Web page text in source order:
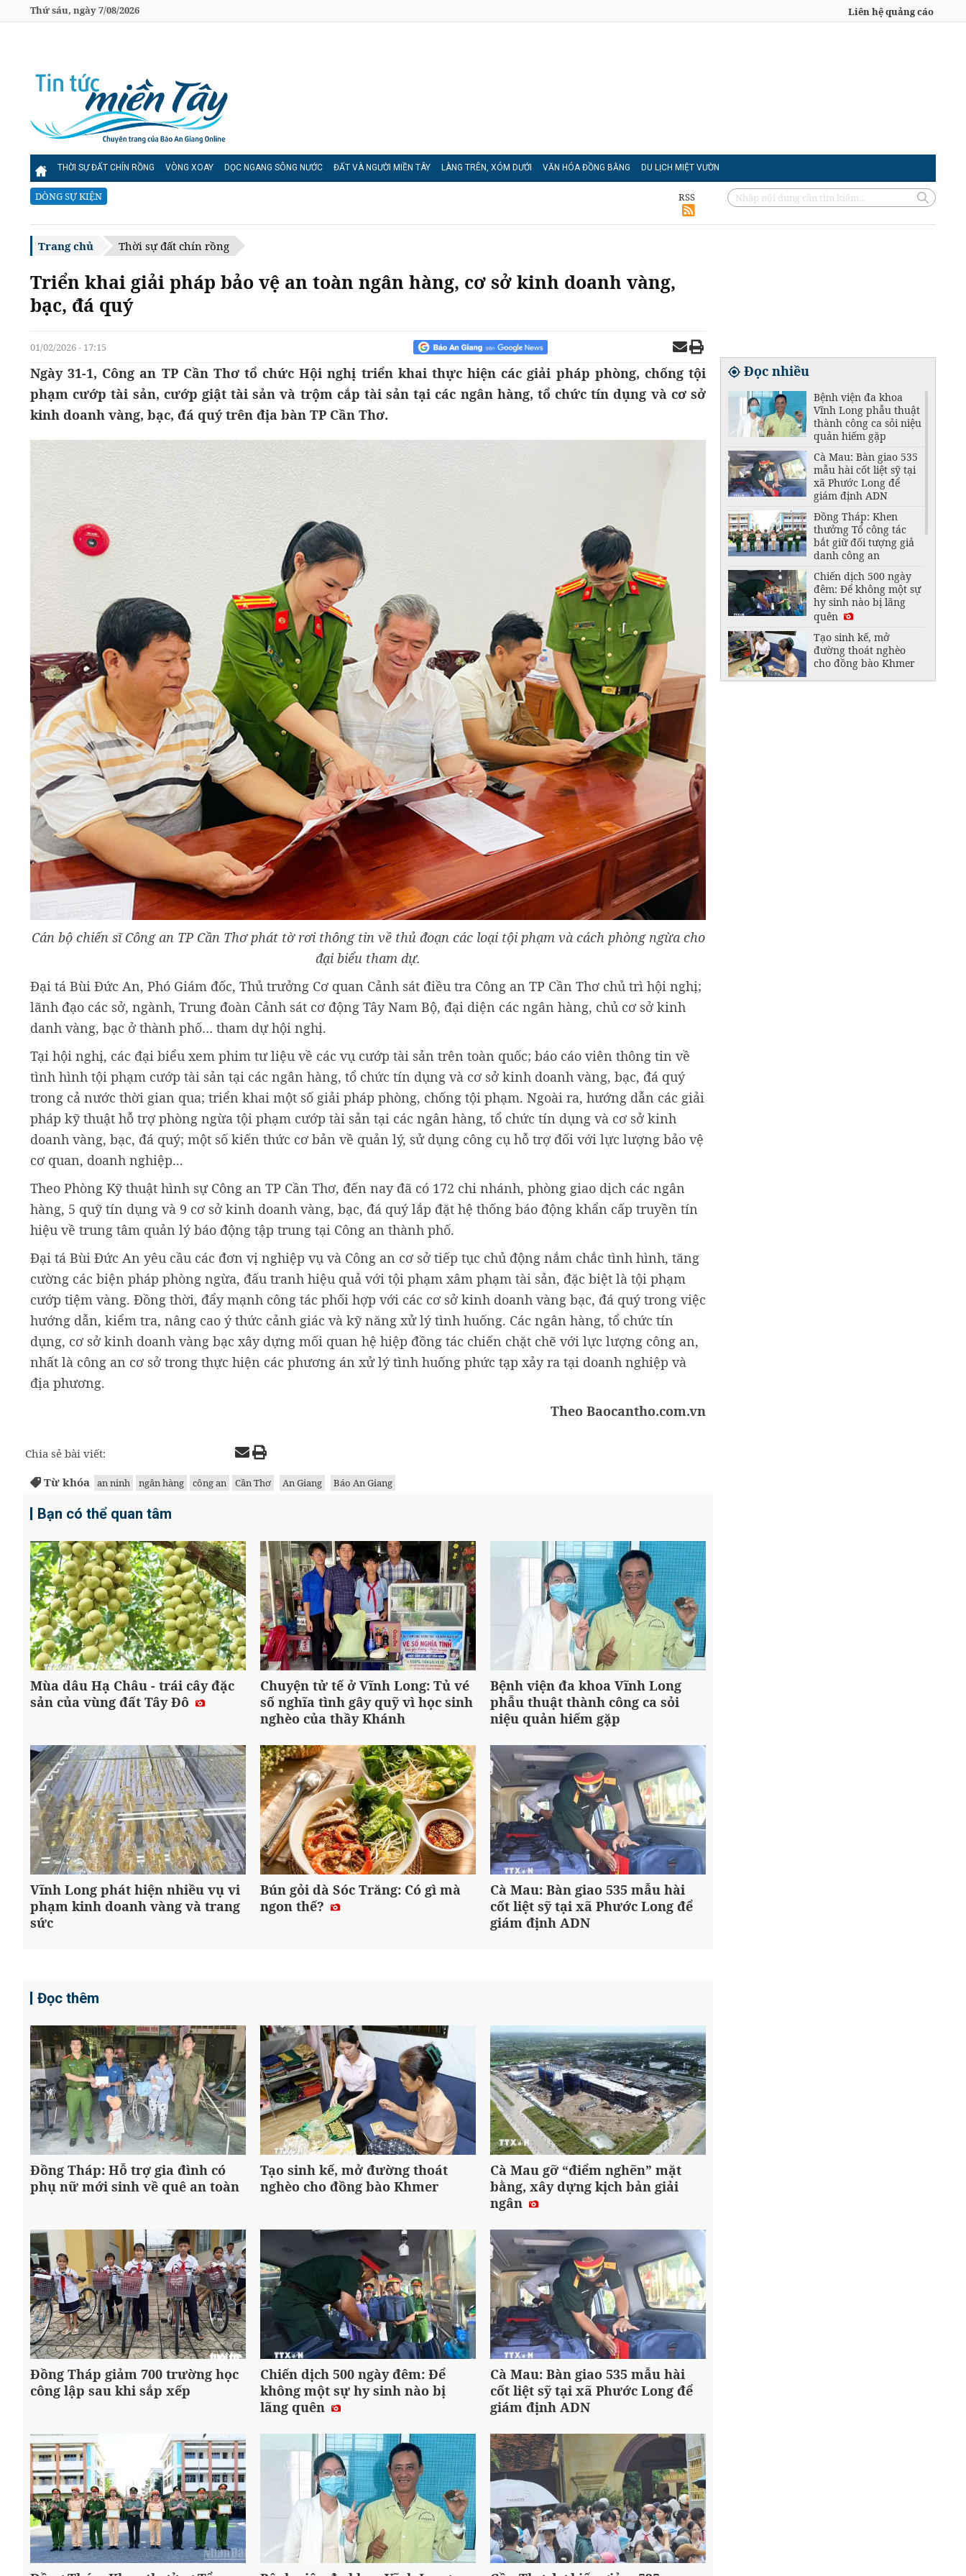
Thứ sáu, ngày 7/08/2026 Liên hệ quảng cáo
THỜI SỰ ĐẤT CHÍN RỒNG VÒNG XOAY DỌC NGANG SÔNG NƯỚC ĐẤT VÀ NGƯỜI MIỀN TÂY LÀNG TRÊN, XÓM DƯỚI VĂN HÓA ĐỒNG BẰNG DU LỊCH MIỆT VƯỜN
DÒNG SỰ KIỆN RSS
Trang chủ Thời sự đất chín rồng
Triển khai giải pháp bảo vệ an toàn ngân hàng, cơ sở kinh doanh vàng,
bạc, đá quý
01/02/2026 - 17:15
Ngày 31-1, Công an TP Cần Thơ tổ chức Hội nghị triển khai thực hiện các giải pháp phòng, chống tội
phạm cướp tài sản, cướp giật tài sản và trộm cắp tài sản tại các ngân hàng, tổ chức tín dụng và cơ sở
kinh doanh vàng, bạc, đá quý trên địa bàn TP Cần Thơ.
Cán bộ chiến sĩ Công an TP Cần Thơ phát tờ rơi thông tin về thủ đoạn các loại tội phạm và cách phòng ngừa cho
đại biểu tham dự.
Đại tá Bùi Đức An, Phó Giám đốc, Thủ trưởng Cơ quan Cảnh sát điều tra Công an TP Cần Thơ chủ trì hội nghị;
lãnh đạo các sở, ngành, Trung đoàn Cảnh sát cơ động Tây Nam Bộ, đại diện các ngân hàng, chủ cơ sở kinh
danh vàng, bạc ở thành phố… tham dự hội nghị.
Tại hội nghị, các đại biểu xem phim tư liệu về các vụ cướp tài sản trên toàn quốc; báo cáo viên thông tin về
tình hình tội phạm cướp tài sản tại các ngân hàng, tổ chức tín dụng và cơ sở kinh doanh vàng, bạc, đá quý
trong cả nước thời gian qua; triển khai một số giải pháp phòng, chống tội phạm. Ngoài ra, hướng dẫn các giải
pháp kỹ thuật hỗ trợ phòng ngừa tội phạm cướp tài sản tại các ngân hàng, tổ chức tín dụng và cơ sở kinh
doanh vàng, bạc, đá quý; một số kiến thức cơ bản về quản lý, sử dụng công cụ hỗ trợ đối với lực lượng bảo vệ
cơ quan, doanh nghiệp...
Theo Phòng Kỹ thuật hình sự Công an TP Cần Thơ, đến nay đã có 172 chi nhánh, phòng giao dịch các ngân
hàng, 5 quỹ tín dụng và 9 cơ sở kinh doanh vàng, bạc, đá quý lắp đặt hệ thống báo động khẩn cấp truyền tín
hiệu về trung tâm quản lý báo động tập trung tại Công an thành phố.
Đại tá Bùi Đức An yêu cầu các đơn vị nghiệp vụ và Công an cơ sở tiếp tục chủ động nắm chắc tình hình, tăng
cường các biện pháp phòng ngừa, đấu tranh hiệu quả với tội phạm xâm phạm tài sản, đặc biệt là tội phạm
cướp tiệm vàng. Đồng thời, đẩy mạnh công tác phối hợp với các cơ sở kinh doanh vàng bạc, đá quý trong việc
hướng dẫn, kiểm tra, nâng cao ý thức cảnh giác và kỹ năng xử lý tình huống. Các ngân hàng, tổ chức tín
dụng, cơ sở kinh doanh vàng bạc xây dựng mối quan hệ hiệp đồng tác chiến chặt chẽ với lực lượng công an,
nhất là công an cơ sở trong thực hiện các phương án xử lý tình huống phức tạp xảy ra tại doanh nghiệp và
địa phương.
Theo Baocantho.com.vn
Chia sẻ bài viết:
Từ khóa an ninh ngân hàng công an Cần Thơ An Giang Báo An Giang
Bạn có thể quan tâm
Mùa dâu Hạ Châu - trái cây đặc
sản của vùng đất Tây Đô
Chuyện tử tế ở Vĩnh Long: Tủ vé
số nghĩa tình gây quỹ vì học sinh
nghèo của thầy Khánh
Bệnh viện đa khoa Vĩnh Long
phẫu thuật thành công ca sỏi
niệu quản hiếm gặp
Vĩnh Long phát hiện nhiều vụ vi
phạm kinh doanh vàng và trang
sức
Bún gỏi dà Sóc Trăng: Có gì mà
ngon thế?
Cà Mau: Bàn giao 535 mẫu hài
cốt liệt sỹ tại xã Phước Long để
giám định ADN
Đọc thêm
Đồng Tháp: Hỗ trợ gia đình có
phụ nữ mới sinh về quê an toàn
Tạo sinh kế, mở đường thoát
nghèo cho đồng bào Khmer
Cà Mau gỡ “điểm nghẽn” mặt
bằng, xây dựng kịch bản giải
ngân
Đồng Tháp giảm 700 trường học
công lập sau khi sắp xếp
Chiến dịch 500 ngày đêm: Để
không một sự hy sinh nào bị
lãng quên
Cà Mau: Bàn giao 535 mẫu hài
cốt liệt sỹ tại xã Phước Long để
giám định ADN
Đọc nhiều
Bệnh viện đa khoa
Vĩnh Long phẫu thuật
thành công ca sỏi niệu
quản hiếm gặp
Cà Mau: Bàn giao 535
mẫu hài cốt liệt sỹ tại
xã Phước Long để
giám định ADN
Đồng Tháp: Khen
thưởng Tổ công tác
bắt giữ đối tượng giả
danh công an
Chiến dịch 500 ngày
đêm: Để không một sự
hy sinh nào bị lãng
quên
Tạo sinh kế, mở
đường thoát nghèo
cho đồng bào Khmer